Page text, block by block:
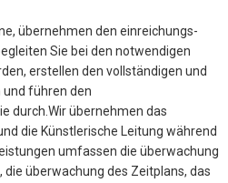
übernehmen den einreichungs-
Sie bei den notwendigen
erstellen den vollständigen und
führen den
durch.Wir übernehmen das
die Künstlerische Leitung während
umfassen die überwachung
überwachung des Zeitplans, das